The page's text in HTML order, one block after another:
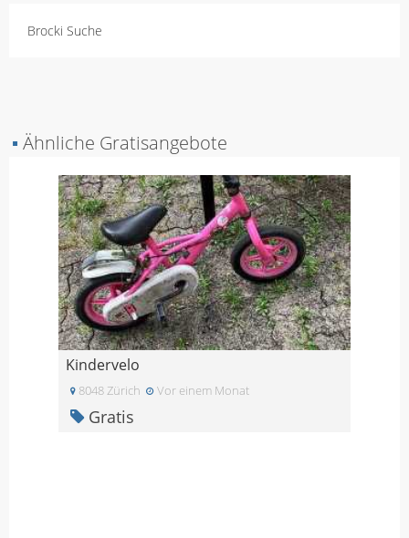
Brocki Suche
▪ Ähnliche Gratisangebote
Kindervelo
8048 Zürich Vor einem Monat
Gratis